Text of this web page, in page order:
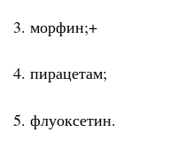
3. морфин;+
4. пирацетам;
5. флуоксетин.